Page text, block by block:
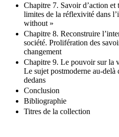
Chapitre 7. Savoir d’action
limites de la réflexivité dans
without »
Chapitre 8. Reconstruire
société. Prolifération des
changement
Chapitre 9. Le pouvoir sur la
Le sujet postmoderne au-delà
dedans
Conclusion
Bibliographie
Titres de la collection